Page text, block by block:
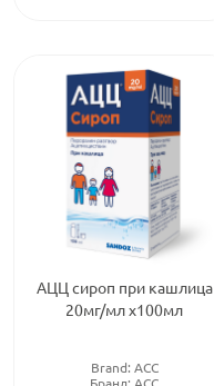
АЦЦ сироп при кашлица
20мг/мл х100мл
Brand: ACC